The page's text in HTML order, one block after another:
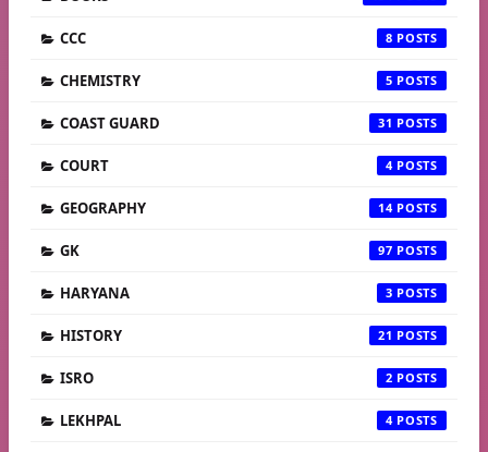
CCC 8
CHEMISTRY 5
COAST GUARD 31
COURT 4
GEOGRAPHY 14
GK 97
HARYANA 3
HISTORY 21
ISRO 2
LEKHPAL 4